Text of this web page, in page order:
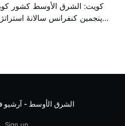
کویت: الشرق الأوسط کشور
پنجمین کنفرانس سالانهٔ
متخصص از شرکت‌های جهانی
الشرق الأوسط - آرشیو